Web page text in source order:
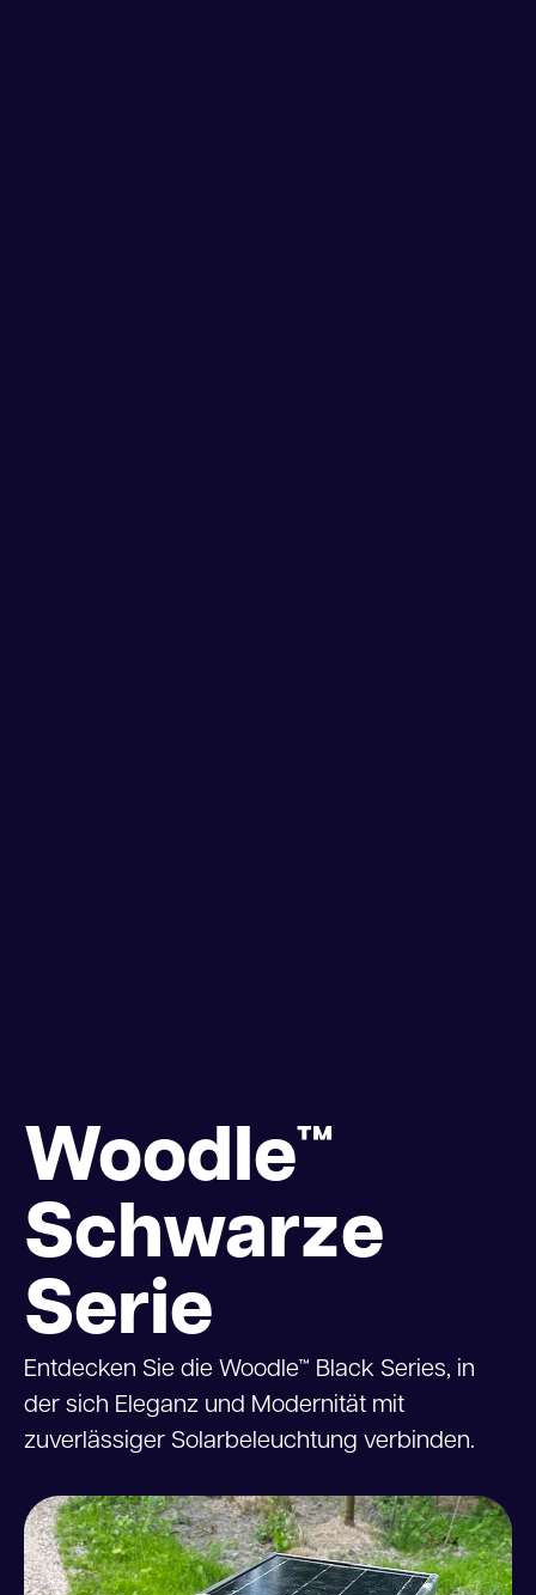
Woodle™
Schwarze
Serie
Entdecken Sie die Woodle™ Black Series, in
der sich Eleganz und Modernität mit
zuverlässiger Solarbeleuchtung verbinden.